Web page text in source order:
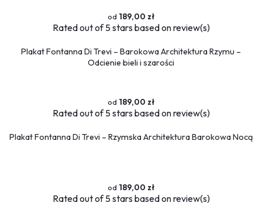
189,00 zł
Ratedout of 5 stars based onreview(s)
Plakat Fontanna Di Trevi – Barokowa Architektura Rzymu –
Odcienie bieli i szarości
189,00 zł
Ratedout of 5 stars based onreview(s)
Plakat Fontanna Di Trevi – Rzymska Architektura Barokowa Nocą
189,00 zł
Ratedout of 5 stars based onreview(s)